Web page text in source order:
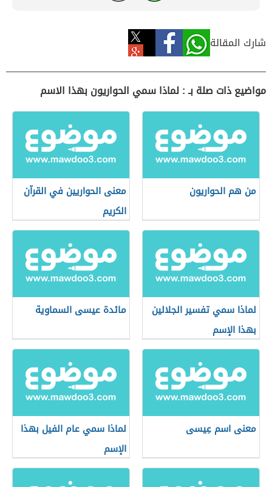
شارك المقالة
مواضيع ذات صلة بـ : لماذا سمي الحواريون بهذا الاسم
من هم الحواريون
معنى الحواريين في القرآن
الكريم
لماذا سمي تفسير الجلالين
بهذا الإسم
مائدة عيسى السماوية
معنى اسم عِيسى
لماذا سمي عام الفيل بهذا
الإسم